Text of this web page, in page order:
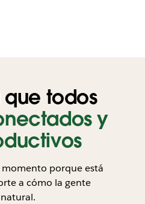
todos
y
momento porque está
a cómo la gente